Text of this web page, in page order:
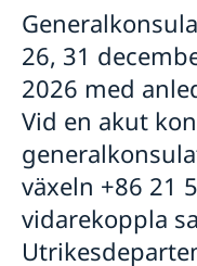
Competent
Äktenskapscertifikat
Förnya svenskt
Avgifter
Vi är en resurs för
Team Sweden
Så kan du få stöd
Svenska företag i
Anmäl handelshinder
26, 31
2026 med
Vid en akut
växeln +86 21
vidarekoppla